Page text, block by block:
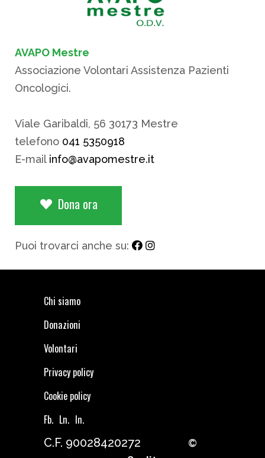
AVAPO Mestre
Associazione Volontari Assistenza Pazienti
Oncologici.
Viale Garibaldi, 56 30173 Mestre
telefono 041 5350918
E-mail info@avapomestre.it
Dona ora
Puoi trovarci anche su:
Chi siamo
Donazioni
Volontari
Privacy policy
Cookie policy
Fb. Ln. In.
C.F. 90028420272
©